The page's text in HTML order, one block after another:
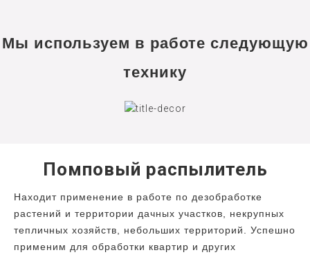
Мы используем в работе следующую
технику
Помповый распылитель
Находит применение в работе по дезобработке
растений и территории дачных участков, некрупных
тепличных хозяйств, небольших территорий. Успешно
применим для обработки квартир и других